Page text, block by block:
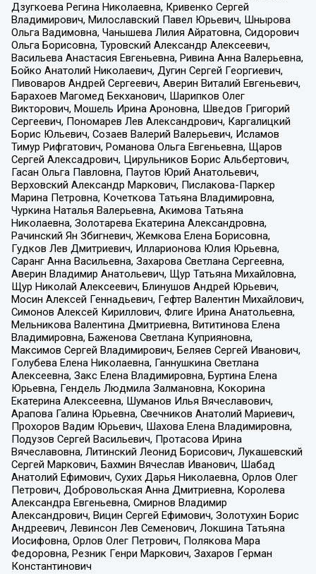
Дзугкоева Регина Николаевна, Кривенко Сергей
Владимирович, Милославский Павел Юрьевич, Шнырова
Ольга Вадимовна, Чанышева Лилия Айратовна, Сидорович
Ольга Борисовна, Туровский Александр Алексеевич,
Васильева Анастасия Евгеньевна, Ривина Анна Валерьевна,
Бойко Анатолий Николаевич, Дугин Сергей Георгиевич,
Пивоваров Андрей Сергеевич, Аверин Виталий Евгеньевич,
Барахоев Магомед Бекханович, Шарипков Олег
Викторович, Мошель Ирина Ароновна, Шведов Григорий
Сергеевич, Пономарев Лев Александрович, Каргалицкий
Борис Юльевич, Созаев Валерий Валерьевич, Исламов
Тимур Рифгатович, Романова Ольга Евгеньевна, Щаров
Сергей Алексадрович, Цирульников Борис Альбертович,
Гасан Ольга Павловна, Паутов Юрий Анатольевич,
Верховский Александр Маркович, Пислакова-Паркер
Марина Петровна, Кочеткова Татьяна Владимировна,
Чуркина Наталья Валерьевна, Акимова Татьяна
Николаевна, Золотарева Екатерина Александровна,
Рачинский Ян Збигневич, Жемкова Елена Борисовна,
Гудков Лев Дмитриевич, Илларионова Юлия Юрьевна,
Саранг Анна Васильевна, Захарова Светлана Сергеевна,
Аверин Владимир Анатольевич, Щур Татьяна Михайловна,
Щур Николай Алексеевич, Блинушов Андрей Юрьевич,
Мосин Алексей Геннадьевич, Гефтер Валентин Михайлович,
Симонов Алексей Кириллович, Флиге Ирина Анатольевна,
Мельникова Валентина Дмитриевна, Вититинова Елена
Владимировна, Баженова Светлана Куприяновна,
Максимов Сергей Владимирович, Беляев Сергей Иванович,
Голубева Елена Николаевна, Ганнушкина Светлана
Алексеевна, Закс Елена Владимировна, Буртина Елена
Юрьевна, Гендель Людмила Залмановна, Кокорина
Екатерина Алексеевна, Шуманов Илья Вячеславович,
Арапова Галина Юрьевна, Свечников Анатолий Мариевич,
Прохоров Вадим Юрьевич, Шахова Елена Владимировна,
Подузов Сергей Васильевич, Протасова Ирина
Вячеславовна, Литинский Леонид Борисович, Лукашевский
Сергей Маркович, Бахмин Вячеслав Иванович, Шабад
Анатолий Ефимович, Сухих Дарья Николаевна, Орлов Олег
Петрович, Добровольская Анна Дмитриевна, Королева
Александра Евгеньевна, Смирнов Владимир
Александрович, Вицин Сергей Ефимович, Золотухин Борис
Андреевич, Левинсон Лев Семенович, Локшина Татьяна
Иосифовна, Орлов Олег Петрович, Полякова Мара
Федоровна, Резник Генри Маркович, Захаров Герман
Константинович